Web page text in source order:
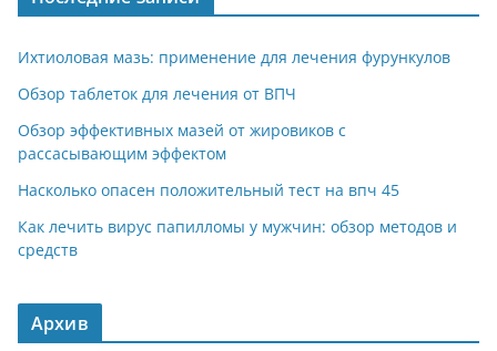
m p
p
a
ss
ni
ki
в
и
т
ь
Ихтиоловая мазь: применение для лечения фурункулов
Обзор таблеток для лечения от ВПЧ
Обзор эффективных мазей от жировиков с
рассасывающим эффектом
Насколько опасен положительный тест на впч 45
Как лечить вирус папилломы у мужчин: обзор методов и
средств
Архив